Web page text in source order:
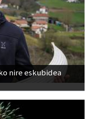
nire eskubidea